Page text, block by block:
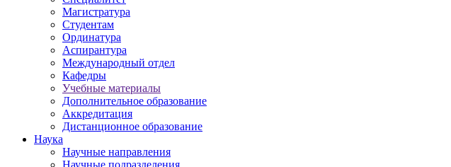
Магистратура
Студентам
Ординатура
Аспирантура
Международный отдел
Кафедры
Учебные материалы
Дополнительное образование
Аккредитация
Дистанционное образование
Наука
Научные направления
Научные подразделения